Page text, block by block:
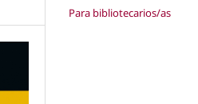
Para bibliotecarios/as